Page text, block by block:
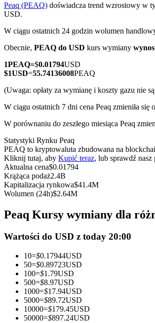
Kontrakty terminowe COIN-M
Kontrakty terminowe na kryptowaluty
Kontrakty futures wykorzystujące USDC
Kopiowanie Transakcji
Peaq (PEAQ) doświadcza trend wzrostowy w
USD.
W ciągu ostatnich 24 godzin wolumen
Obecnie, PEAQ do USD kurs wymiany
1PEAQ=$0.01794USD
$1USD=55.74136008PEAQ
(Uwaga: opłaty za wymianę i koszty gazu nie
W ciągu ostatnich 7 dni cena Peaq zmieniła się
W porównaniu do zeszłego miesiąca Peaq
Statystyki Rynku Peaq
PEAQ to kryptowaluta zbudowana na
Kliknij tutaj, aby Kupić teraz, lub sprawdź
Aktualna cena$0.01794
Krążąca podaż2.4B
Kapitalizacja rynkowa$41.4M
Wolumen (24h)$2.64M
Peaq Kursy wymiany dla
Wartości do USD z today 20:00
10=$0.17944USD
50=$0.89723USD
100=$1.79USD
500=$8.97USD
1000=$17.94USD
5000=$89.72USD
10000=$179.45USD
50000=$897.24USD